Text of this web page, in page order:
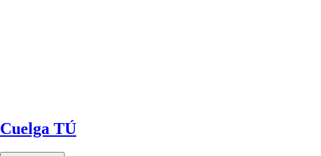
Cuelga TÚ